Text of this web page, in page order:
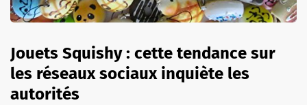
Jouets Squishy : cette tendance sur
les réseaux sociaux inquiète les
autorités